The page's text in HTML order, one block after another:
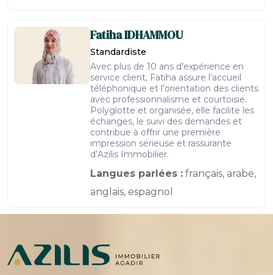
FatihaIDHAMMOU
Standardiste
Avec plus de 10 ans d’expérience en
service client, Fatiha assure l’accueil
téléphonique et l’orientation des clients
avec professionnalisme et courtoisie.
Polyglotte et organisée, elle facilite les
échanges, le suivi des demandes et
contribue à offrir une première
impression sérieuse et rassurante
d’Azilis Immobilier.
Langues parlées : français, arabe,
anglais, espagnol